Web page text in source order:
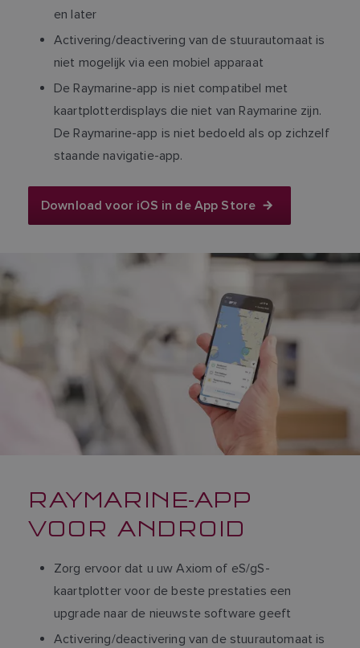
en later
Activering/deactivering van de stuurautomaat is
niet mogelijk via een mobiel apparaat
De Raymarine-app is niet compatibel met
kaartplotterdisplays die niet van Raymarine zijn.
De Raymarine-app is niet bedoeld als op zichzelf
staande navigatie-app.
Download voor iOS in de App Store
RAYMARINE-APP
VOOR ANDROID
Zorg ervoor dat u uw Axiom of eS/gS-
kaartplotter voor de beste prestaties een
upgrade naar de nieuwste software geeft
Activering/deactivering van de stuurautomaat is